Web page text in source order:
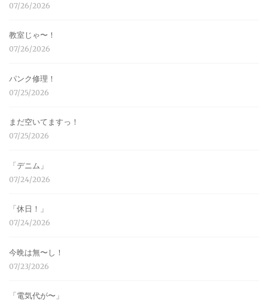
07/26/2026
教室じゃ〜！
07/26/2026
パンク修理！
07/25/2026
まだ空いてますっ！
07/25/2026
「デニム」
07/24/2026
「休日！」
07/24/2026
今晩は無〜し！
07/23/2026
「電気代が〜」